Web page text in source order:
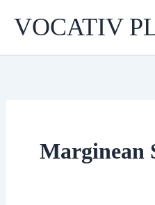
VOCATIV
Marginean